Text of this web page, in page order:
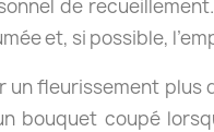
de
et, si possible,
un fleurissement plus
bouquet coupé